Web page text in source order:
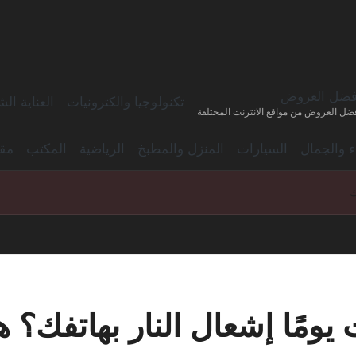
افضل العروض
العروض من مواقع الانترنت المختلفة
تكنولوجيا والكترونيات العناية
والجمال السيارات المنزل والمطبخ الرياضية المكتب
إشعال النار